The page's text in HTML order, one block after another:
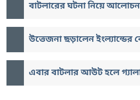
বাটলারের ঘটনা নিয়ে
উত্তেজনা ছড়ালেন
এবার বাটলার আউট হলে